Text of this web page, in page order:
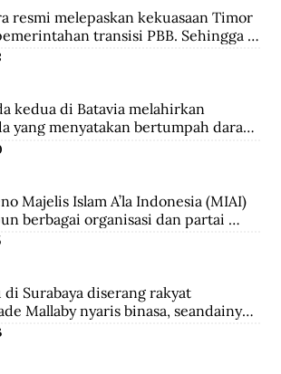
resmi melepaskan kekuasaan Timor
transisi PBB. Sehingga
bukan lagi bagian dari provinsi
kedua di Batavia melahirkan
yang menyatakan bertumpah darah
berbangsa satu bangsa
bahasa persatuan bahasa
Majelis Islam A’la Indonesia (MIAI)
berbagai organisasi dan partai
mosi kepada pemerintah.
Indonesia (GAPI) menyatakan
langkah-langkah MIAI. Pemerintah
tuntutan MIAI dan GAPI.
di Surabaya diserang rakyat
Mallaby nyaris binasa, seandainya
Indonesia tidak segera
tembak-menembak.